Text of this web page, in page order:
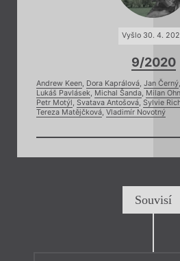
Vyšlo 30. 4.
9/2020
Andrew Keen Dora Kaprálová Jan Černý
Lukáš Pavlásek
Michal Šanda Milan
Petr Motýl Svatava Antošová Sylvie
Tereza Matějčková Vladimír Novotný
Souvisí